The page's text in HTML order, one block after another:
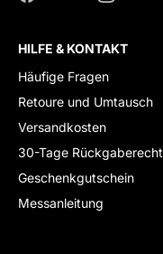
HILFE & KONTAKT
Häufige Fragen
Retoure und Umtausch
Versandkosten
30-Tage Rückgaberecht
Geschenkgutschein
Messanleitung